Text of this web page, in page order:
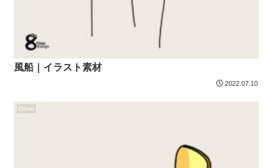
風船｜イラスト素材
2022.07.10
Other